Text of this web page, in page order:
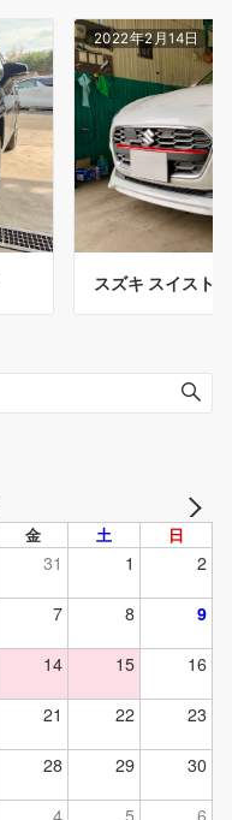
2022年2月14日
スズキ スイスト
金 土 日
31 1 2
7 8 9
14 15 16
21 22 23
28 29 30
4 5 6